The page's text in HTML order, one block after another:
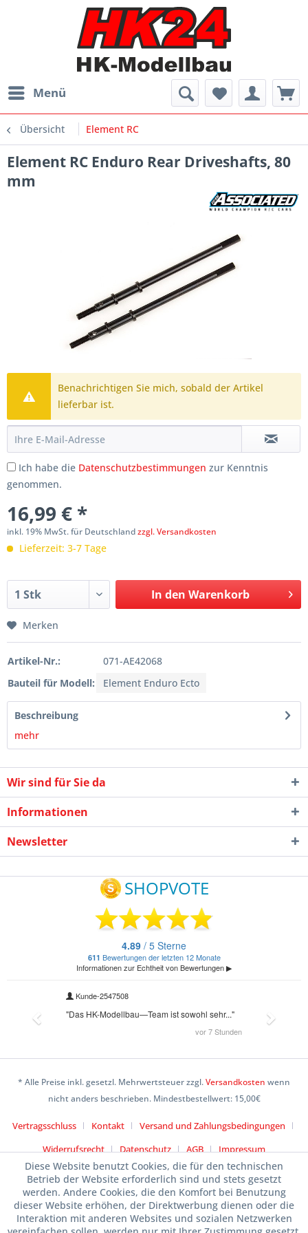
Menü
Übersicht Element RC
Element RC Enduro Rear Driveshafts, 80
mm
Benachrichtigen Sie mich, sobald der Artikel
lieferbar ist.
Ich habe die Datenschutzbestimmungen zur Kenntnis
genommen.
16,99 € *
inkl. 19% MwSt. für Deutschlandzzgl. Versandkosten
Lieferzeit: 3-7 Tage
In den Warenkorb
Merken
Artikel-Nr.:
071-AE42068
Bauteil für Modell:
Element Enduro Ecto
Beschreibung
mehr
Wir sind für Sie da
Informationen
Newsletter
* Alle Preise inkl. gesetzl. Mehrwertsteuer zzgl.Versandkosten wenn
nicht anders beschrieben. Mindestbestellwert: 15,00€
Vertragsschluss Kontakt
Versand und Zahlungsbedingungen
Widerrufsrecht
Datenschutz AGB Impressum
Diese Website benutzt Cookies, die für den technischen
Betrieb der Website erforderlich sind und stets gesetzt
werden. Andere Cookies, die den Komfort bei Benutzung
dieser Website erhöhen, der Direktwerbung dienen oder die
Interaktion mit anderen Websites und sozialen Netzwerken